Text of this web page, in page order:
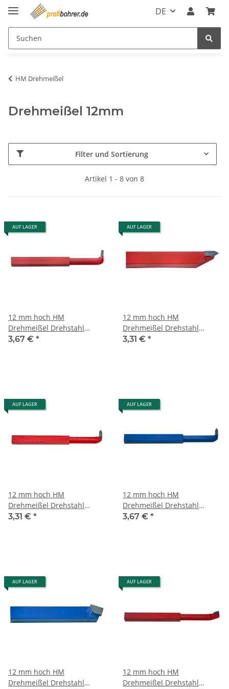
DE
HM Drehmeißel
Drehmeißel 12mm
Filter und Sortierung
Artikel 1 - 8 von 8
AUF LAGER
12 mm hoch HM
Drehmeißel Drehstahl
Messer Drehbank DIN263R
3,67 € *
AUF LAGER
12 mm hoch HM
Drehmeißel Drehstahl
Messer Drehbank DIN282R
3,31 € *
AUF LAGER
12 mm hoch HM
Drehmeißel Drehstahl
Messer Drehbank DIN283R
3,31 € *
AUF LAGER
12 mm hoch HM
Drehmeißel Drehstahl
Messer Drehbank DIN283R
3,67 € *
AUF LAGER
12 mm hoch HM
Drehmeißel Drehstahl
AUF LAGER
12 mm hoch HM
Drehmeißel Drehstahl